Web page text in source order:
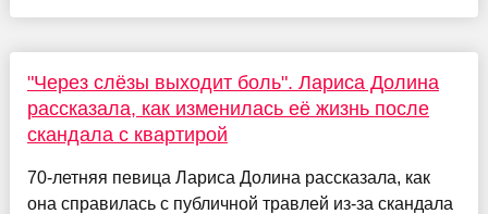
"Через слёзы выходит боль". Лариса Долина
рассказала, как изменилась её жизнь после
скандала с квартирой
70-летняя певица Лариса Долина рассказала, как
она справилась с публичной травлей из-за скандала